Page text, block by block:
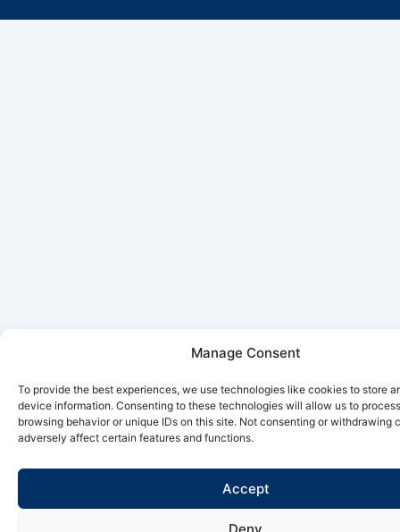
Manage Consent
To provide the best experiences, we use technologies like cookies to store
device information. Consenting to these technologies will allow us to
browsing behavior or unique IDs on this site. Not consenting or withdrawing
adversely affect certain features and functions.
Accept
Deny